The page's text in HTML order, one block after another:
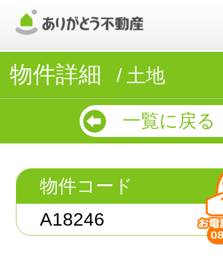
物件詳細 土地
一覧に戻る
物件コード
A18246